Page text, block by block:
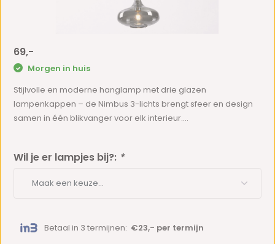
69,-
Morgen in huis
Stijlvolle en moderne hanglamp met drie glazen
lampenkappen – de Nimbus 3-lichts brengt sfeer en design
samen in één blikvanger voor elk interieur....
Wil je er lampjes bij?: *
Betaal in 3 termijnen: €23,- per termijn